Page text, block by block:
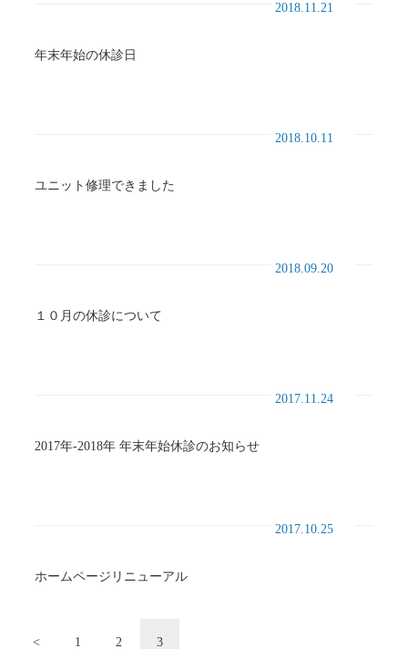
2018.11.21
年末年始の休診日
2018.10.11
ユニット修理できました
2018.09.20
１０月の休診について
2017.11.24
2017年-2018年 年末年始休診のお知らせ
2017.10.25
ホームページリニューアル
< 1 2 3